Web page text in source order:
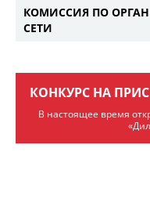
КОМИССИЯ ПО
СЕТИ
КОНКУРС НА
В настоящее время